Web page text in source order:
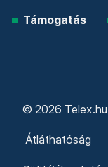
Támogatás
© 2026
Átláthatóság